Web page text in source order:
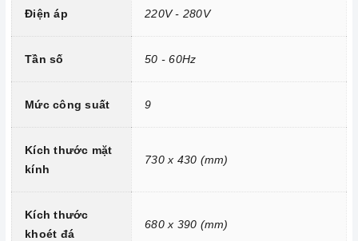
Bo mạch IGBT SIMENS Made in Germany
Đầu đốt EGO Made in Germany
Công nghệ biến tần INVERTER tiết kiệm 40% điện năng.
Trang bị 9 dải công suất nấu.
Điện áp 220V - 280V
Tần số 50 - 60Hz
Mức công suất 9
Kích thước mặt
kính
730 x 430 (mm)
Kích thước
khoét đá
680 x 390 (mm)